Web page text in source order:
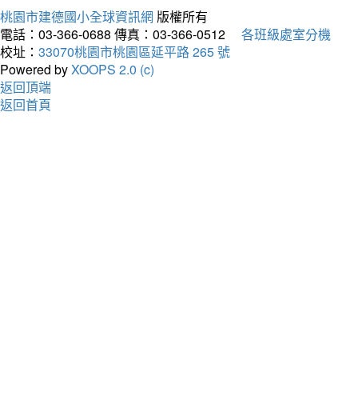
桃園市建德國小全球資訊網 版權所有
電話：03-366-0688 傳真：03-366-0512
各班級處室分機
校址： 33070桃園市桃園區延平路 265 號
Powered byXOOPS 2.0 (c)
返回頂端
返回首頁